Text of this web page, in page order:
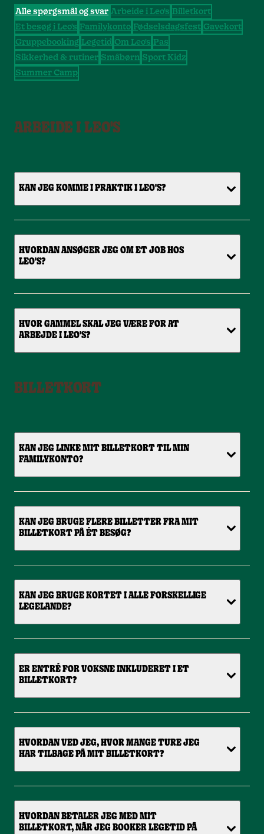
Alle spørgsmål og svar Arbeide i Leo's Billetkort
Et besøg i Leo's Familykonto Fødselsdagsfest Gavekort
Gruppebooking Legetid Om Leo's Pas
Sikkerhed & rutiner Småbørn Sport Kidz
Summer Camp
ARBEIDE I LEO'S
KAN JEG KOMME I PRAKTIK I LEO'S?
HVORDAN ANSØGER JEG OM ET JOB HOS
LEO'S?
HVOR GAMMEL SKAL JEG VÆRE FOR AT
ARBEJDE I LEO'S?
BILLETKORT
KAN JEG LINKE MIT BILLETKORT TIL MIN
FAMILYKONTO?
KAN JEG BRUGE FLERE BILLETTER FRA MIT
BILLETKORT PÅ ÉT BESØG?
KAN JEG BRUGE KORTET I ALLE FORSKELLIGE
LEGELANDE?
ER ENTRÉ FOR VOKSNE INKLUDERET I ET
BILLETKORT?
HVORDAN VED JEG, HVOR MANGE TURE JEG
HAR TILBAGE PÅ MIT BILLETKORT?
HVORDAN BETALER JEG MED MIT
BILLETKORT, NÅR JEG BOOKER LEGETID PÅ